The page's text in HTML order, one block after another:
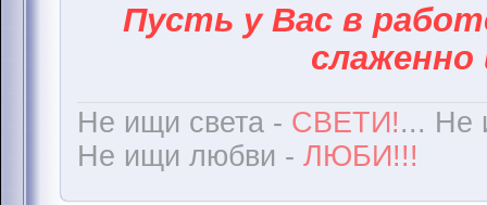
Пусть у Вас в
слаженно
Не ищи света - СВЕТИ!... Не
Не ищи любви - ЛЮБИ!!!